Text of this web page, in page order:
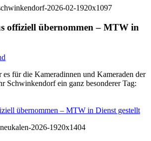
offiziell übernommen – MTW in
für die Kameradinnen und Kameraden der
Schwinkendorf ein ganz besonderer Tag:
übernommen – MTW in Dienst gestellt